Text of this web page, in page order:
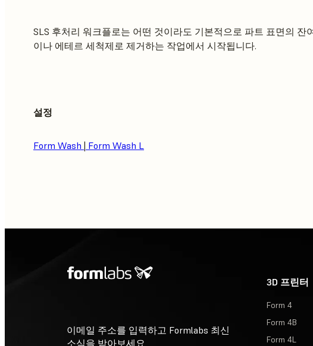
SLS 후처리 워크플로는 어떤 것이라도 기본적으로 파트 표면의 잔
이나 에테르 세척제로 제거하는 작업에서 시작됩니다.
설정
Form Wash | Form Wash L
이메일 주소를 입력하고 Formlabs 최신
소식을 받아보세요
3D 프린터
Form 4
Form 4B
Form 4L